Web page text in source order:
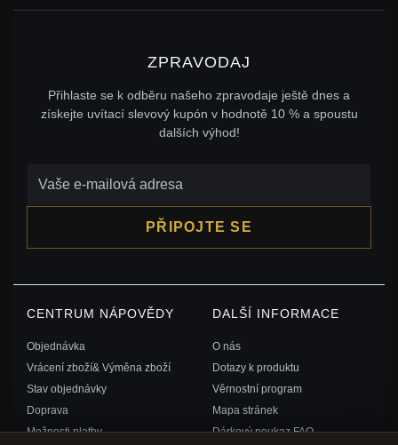
ZPRAVODAJ
Přihlaste se k odběru našeho zpravodaje ještě dnes a
získejte uvítací slevový kupón v hodnotě 10 % a spoustu
dalších výhod!
PŘIPOJTE SE
CENTRUM NÁPOVĚDY
Objednávka
Vrácení zboží& Výměna zboží
Stav objednávky
Doprava
Možnosti platby
DALŠÍ INFORMACE
O nás
Dotazy k produktu
Věrnostní program
Mapa stránek
Dárkový poukaz FAQ